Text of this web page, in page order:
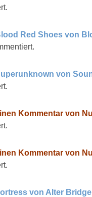
Red Shoes von
von
Kommentar von
Kommentar von
von Alter Bridge